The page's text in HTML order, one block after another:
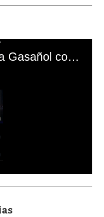
El mal momento de Yanina Gasañol con un hincha argentino en "Subrayado"